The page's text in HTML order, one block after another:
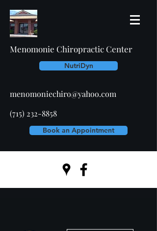
Menomonie Chiropractic Center
NutriDyn
menomoniechiro@yahoo.com
(715) 232-8858
Book an Appointment